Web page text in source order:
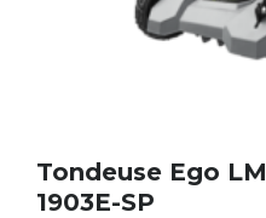
Tondeuse Ego LM
1903E-SP